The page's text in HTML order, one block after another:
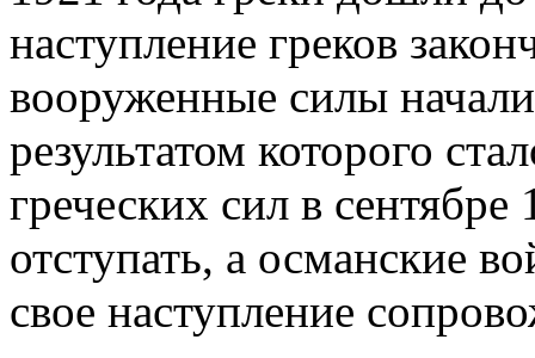
наступление греков
вооруженные силы
результатом которого
греческих сил в
отступать, а османские
свое наступление